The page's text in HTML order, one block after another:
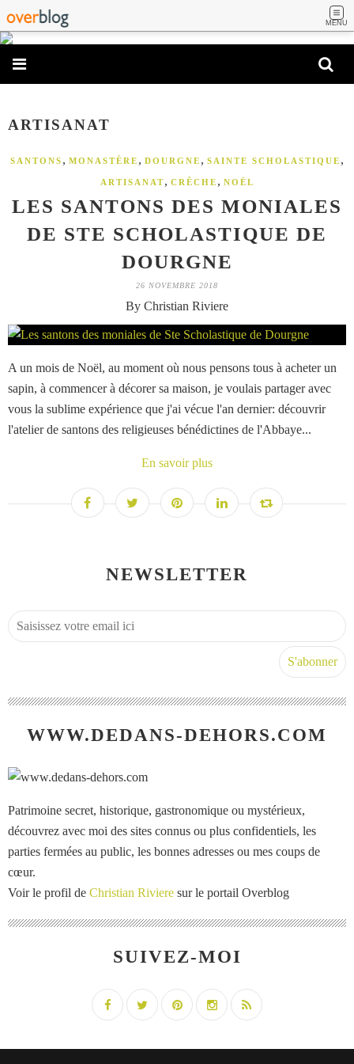
MENU
ARTISANAT
SANTONS , MONASTÈRE , DOURGNE , SAINTE SCHOLASTIQUE ,
ARTISANAT, CRÊCHE , NOËL
LES SANTONS DES MONIALES
DE STE SCHOLASTIQUE DE
DOURGNE
26 NOVEMBRE 2018
By Christian Riviere
A un mois de Noël, au moment où nous pensons tous à acheter un
sapin, à commencer à décorer sa maison, je voulais partager avec
vous la sublime expérience que j'ai vécue l'an dernier: découvrir
l'atelier de santons des religieuses bénédictines de l'Abbaye...
En savoir plus
NEWSLETTER
WWW.DEDANS-DEHORS.COM
Patrimoine secret, historique, gastronomique ou mystérieux,
découvrez avec moi des sites connus ou plus confidentiels, les
parties fermées au public, les bonnes adresses ou mes coups de
cœur.
Voir le profil de Christian Riviere sur le portail Overblog
SUIVEZ-MOI